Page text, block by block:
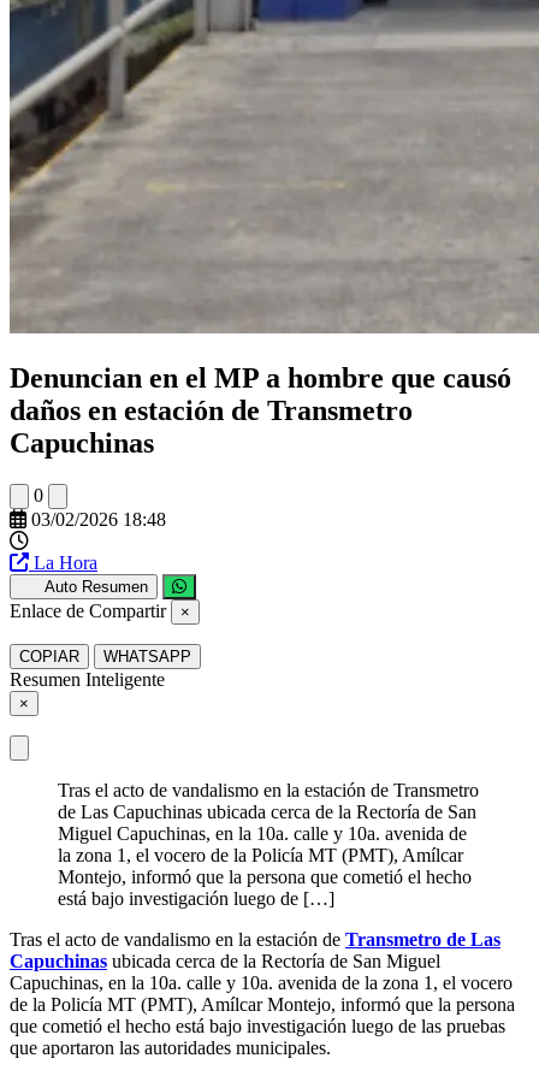
Denuncian en el MP a hombre que causó
daños en estación de Transmetro
Capuchinas
0
03/02/2026 18:48
La Hora
Auto Resumen
Enlace de Compartir ×
COPIAR WHATSAPP
Resumen Inteligente
×
Tras el acto de vandalismo en la estación de Transmetro
de Las Capuchinas ubicada cerca de la Rectoría de San
Miguel Capuchinas, en la 10a. calle y 10a. avenida de
la zona 1, el vocero de la Policía MT (PMT), Amílcar
Montejo, informó que la persona que cometió el hecho
está bajo investigación luego de […]
Tras el acto de vandalismo en la estación de Transmetro de Las
Capuchinas ubicada cerca de la Rectoría de San Miguel
Capuchinas, en la 10a. calle y 10a. avenida de la zona 1, el vocero
de la Policía MT (PMT), Amílcar Montejo, informó que la persona
que cometió el hecho está bajo investigación luego de las pruebas
que aportaron las autoridades municipales.